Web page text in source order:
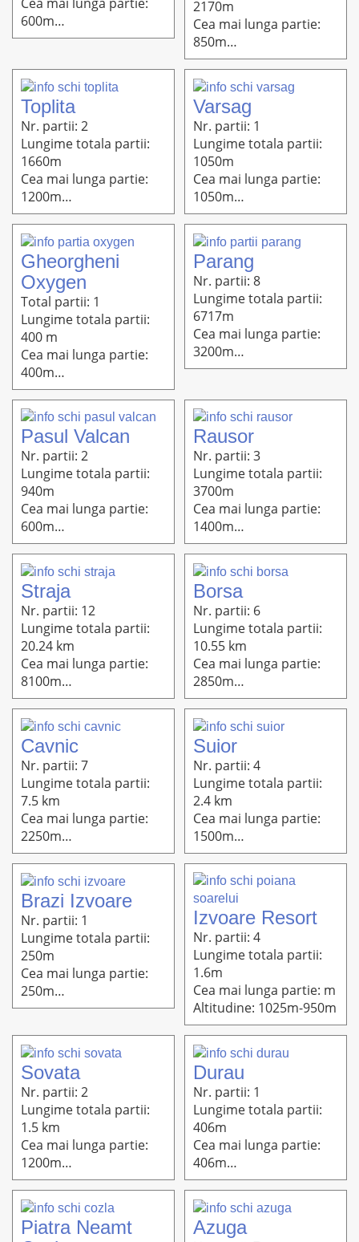
600m
Altitudine: 822m-712m
2170m
Cea mai lunga partie:
850m
Altitudine: 1211m-
1080m
Toplita
Nr. partii: 2
Lungime totala partii:
1660m
Cea mai lunga partie:
1200m
Altitudine: 850m-725m
Varsag
Nr. partii: 1
Lungime totala partii:
1050m
Cea mai lunga partie:
1050m
Altitudine: 1170m-970m
Gheorgheni
Oxygen
Total partii: 1
Lungime totala partii:
400 m
Cea mai lunga partie:
400m
Altitudine: m
Parang
Nr. partii: 8
Lungime totala partii:
6717m
Cea mai lunga partie:
3200m
Altitudine: 1700m-
Pasul Valcan
Nr. partii: 2
Lungime totala partii:
940m
Cea mai lunga partie:
600m
Altitudine: 1099m-
1039m
Rausor
Nr. partii: 3
Lungime totala partii:
3700m
Cea mai lunga partie:
1400m
Altitudine: 1560m-850m
Straja
Nr. partii: 12
Lungime totala partii:
20.24 km
Cea mai lunga partie:
8100m
Altitudine:1868m-750m
Borsa
Nr. partii: 6
Lungime totala partii:
10.55 km
Cea mai lunga partie:
2850m
Altitudine: 1700m-900m
Cavnic
Nr. partii: 7
Lungime totala partii:
7.5 km
Cea mai lunga partie:
2250m
Altitudine: 1280m-900m
Suior
Nr. partii: 4
Lungime totala partii:
2.4 km
Cea mai lunga partie:
1500m
Altitudine: 1000m-670m
Brazi Izvoare
Nr. partii: 1
Lungime totala partii:
250m
Cea mai lunga partie:
250m
Altitudine: 910m-880m
Izvoare Resort
Nr. partii: 4
Lungime totala partii:
1.6m
Cea mai lunga partie: m
Altitudine: 1025m-950m
Sovata
Nr. partii: 2
Lungime totala partii:
1.5 km
Cea mai lunga partie:
1200m
Altitudine: 1250m-900m
Durau
Nr. partii: 1
Lungime totala partii:
406m
Cea mai lunga partie:
406m
Altitudine: 810m-770m
Piatra Neamt
Azuga